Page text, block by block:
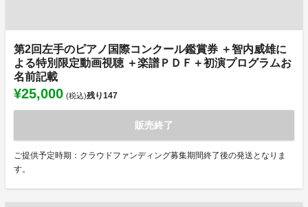
第2回左手のピアノ国際コンクール鑑賞券 ＋智内威雄に
よる特別限定動画視聴 ＋楽譜ＰＤＦ＋初演プログラムお
名前記載
¥25,000 (税込)残り147
販売終了
ご提供予定時期：クラウドファンディング募集期間終了後の発送となりま
す。